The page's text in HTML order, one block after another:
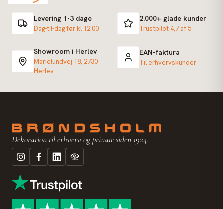
Levering 1-3 dage
Dag-til-dag før kl 12:00
2.000+ glade kunder
Trustpilot 4,7 af 5
Showroom i Herlev
Marielundvej 18, 2730
Herlev
EAN-faktura
Til erhvervskunder
Dekoration til erhverv og private siden 1924.